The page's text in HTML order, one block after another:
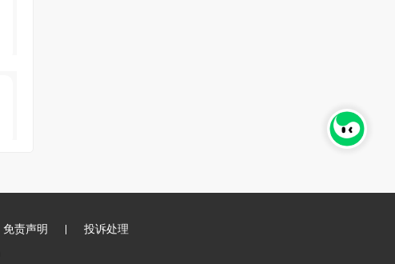
免责声明
投诉处理